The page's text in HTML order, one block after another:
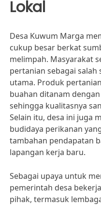
Lokal
Desa Kuwum Marga
cukup besar berkat
melimpah. Masyarakat
pertanian sebagai
utama. Produk
buahan ditanam
sehingga kualitasnya
Selain itu, desa ini juga
budidaya perikanan
tambahan pendapatan
lapangan kerja baru.
Sebagai upaya untuk
pemerintah desa
pihak, termasuk